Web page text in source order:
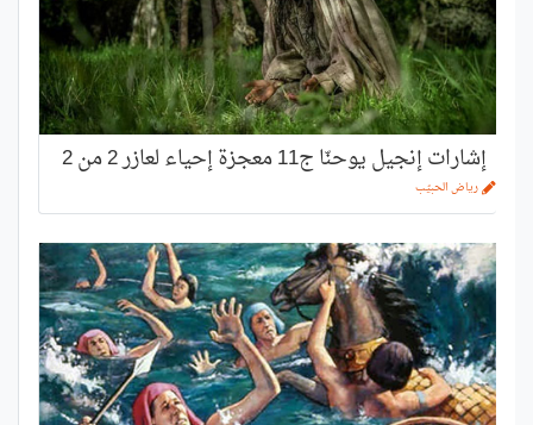
إشارات إنجيل يوحنّا ج11 معجزة إحياء لعازر 2 من 2
رياض الحبيّب